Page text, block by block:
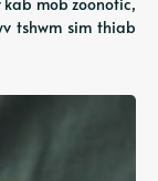
tshwm sim thiab